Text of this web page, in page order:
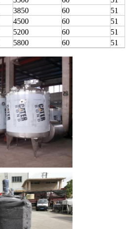
3850 60
51
4500 60
51
5200 60
51
5800 60 51